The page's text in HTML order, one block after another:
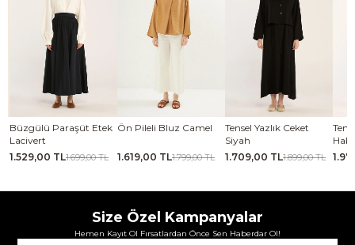
Büzgülü Paraşüt Etek
Lacivert
1.529,00 TL1.699,00 TL
Ön Pileli Bluz Camel
1.619,00 TL1.799,00 TL
Tensel Yazlık Ceket
Siyah
1.709,00 TL1.899,00 TL
Haki
Size Özel Kampanyalar
Hemen Kayıt Ol Fırsatlardan Önce Sen Haberdar Ol!